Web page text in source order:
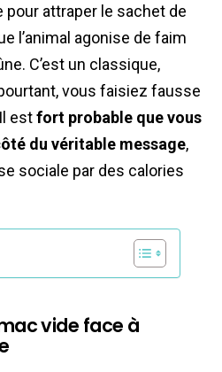
pour attraper le sachet de
l’animal agonise de faim
C’est un classique,
vous faisiez fausse
estfort probable que vous
du véritable message,
sociale par des calories
vide face à